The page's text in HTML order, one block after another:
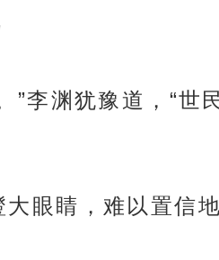
”李渊犹豫道，“
眼睛，难以置信